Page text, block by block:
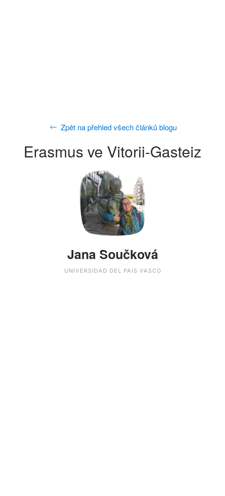
Zpět na přehled všech článků blogu
Erasmus ve Vitorii-Gasteiz
Jana Součková
UNIVERSIDAD DEL PAIS VASCO